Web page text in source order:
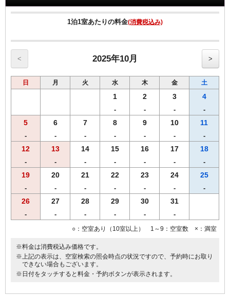
【和食】・【洋食】からお選び頂けます。
・大和牛、大和ポーク（鉄板焼き）
・大和肉鶏（むね肉、冷しゃぶ）（もも肉、唐揚げ）
・グラスサラダ（三輪素麺・大和なでしこ卵・海鮮・生野菜）
・ ご飯(【奈良県産】ひのひかり)、香の物
※営業時間の関係上、19時までのご到着、19時30分までにご来店くだ
※仕入れの状況よって内容が変更になる場合がございます。
※領収書は一括で「宿泊代」にてご用意致します。
【おことわり】奈良ざんまい御膳は、関西出身の料理長によるご宿泊
者限定メニューです。恐れ入りますが、２食付きご宿泊プランのみの
1泊1室あたりの料金(消費税込み)
< 2025年10月 >
日 月 火 水 木 金 土
1
-
2
-
3
-
4
-
5
-
6
-
7
-
8
-
9
-
10
-
11
-
12
-
13
-
14
-
15
-
16
-
17
-
18
-
19
-
20
-
21
-
22
-
23
-
24
-
25
-
26
-
27
-
28
-
29
-
30
-
31
-
○：空室あり（10室以上） 1～9：空室数 ×：満室
※料金は消費税込み価格です。
※上記の表示は、空室検索の照会時点の状況ですので、予約時にお取り
できない場合もございます。
※日付をタッチすると料金・予約ボタンが表示されます。